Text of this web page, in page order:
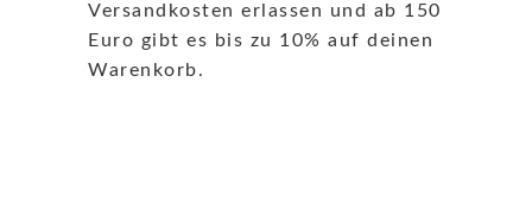
Versandkosten erlassen und ab 150
Euro gibt es bis zu 10% auf deinen
Warenkorb.